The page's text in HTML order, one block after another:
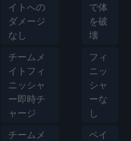
イトへの
ダメージ
なし
チームメ
イトフィ
ニッシャ
ー即時チ
ャージ
チームメ
で体
を破
壊
フィ
ニッ
シャ
ーな
し
ペイ